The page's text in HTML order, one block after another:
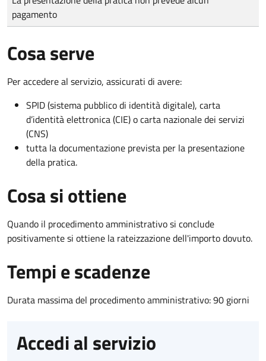
pagamento
Cosa serve
Per accedere al servizio, assicurati di avere:
SPID (sistema pubblico di identità digitale), carta
d’identità elettronica (CIE) o carta nazionale dei servizi
(CNS)
tutta la documentazione prevista per la presentazione
della pratica.
Cosa si ottiene
Quando il procedimento amministrativo si conclude
positivamente si ottiene la rateizzazione dell'importo dovuto.
Tempi e scadenze
Durata massima del procedimento amministrativo: 90 giorni
Accedi al servizio